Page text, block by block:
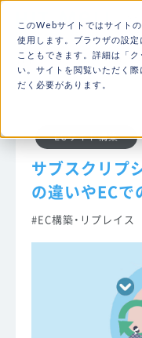
このWebサイトではサイト
使用します。ブラウザの設
こともできます。詳細は「 ク
い。サイトを閲覧いただく
だく必要があります。
EC
TOP ブログ ECサイ
ECサイト構築
サブスクリプ
の違いやEC
EC構築・リプレイス